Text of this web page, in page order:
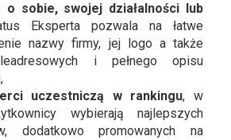
o sobie, swojej działalności lub
Eksperta pozwala na łatwe
nazwy firmy, jej logo a także
i pełnego opisu
uczestniczą w rankingu, w
wybierają najlepszych
dodatkowo promowanych na